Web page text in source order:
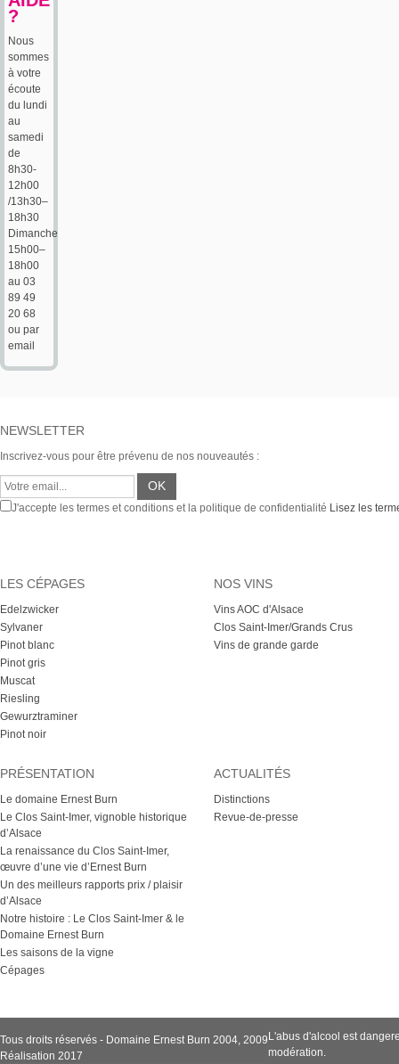
?
Nous
sommes
à votre
écoute
du lundi
au
samedi
de
8h30-
12h00
/13h30–
18h30
Dimanche
15h00–
18h00
au 03
89 49
20 68
ou par
email
NEWSLETTER
Inscrivez-vous pour être prévenu de nos nouveautés :
J'accepte les termes et conditions et la politique de confidentialité Lisez les
LES CÉPAGES
Edelzwicker
Sylvaner
Pinot blanc
Pinot gris
Muscat
Riesling
Gewurztraminer
Pinot noir
NOS VINS
Vins AOC d'Alsace
Clos Saint-Imer/Grands Crus
Vins de grande garde
PRÉSENTATION
Le domaine Ernest Burn
Le Clos Saint-Imer, vignoble historique
d’Alsace
La renaissance du Clos Saint-Imer,
œuvre d’une vie d’Ernest Burn
Un des meilleurs rapports prix / plaisir
d’Alsace
Notre histoire : Le Clos Saint-Imer & le
Domaine Ernest Burn
Les saisons de la vigne
Cépages
ACTUALITÉS
Distinctions
Revue-de-presse
Tous droits réservés - Domaine Ernest Burn 2004, 2009
Réalisation 2017
L'abus d'alcool est
modération.